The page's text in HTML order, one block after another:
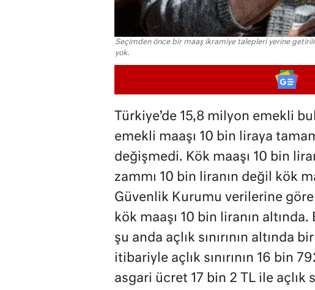
Seçimden önce bir maaş ikramiye talepleri yerine
yok.
Türkiye’de 15,8 milyon emekli
emekli maaşı 10 bin liraya
değişmedi. Kök maaşı 10 bin
zammı 10 bin liranın değil kök
Güvenlik Kurumu verilerine göre
kök maaşı 10 bin liranın
şu anda açlık sınırının altında
itibariyle açlık sınırının 16 bin
asgari ücret 17 bin 2 TL ile açlık